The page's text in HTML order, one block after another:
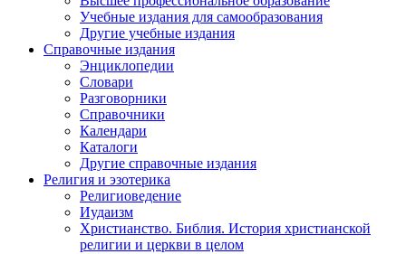
Учебные издания для самообразования
Другие учебные издания
Справочные издания
Энциклопедии
Словари
Разговорники
Справочники
Календари
Каталоги
Другие справочные издания
Религия и эзотерика
Религиоведение
Иудаизм
Христианство. Библия. История христианской
религии и церкви в целом